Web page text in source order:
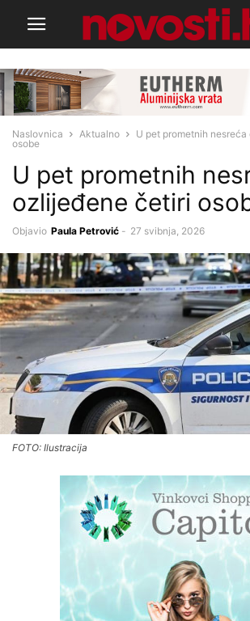
Naslovnica Aktualno
U pet prometnih
osobe
U pet prometnih
ozlijeđene četiri
Objavio Paula Petrović - 27 svibnja, 2026
FOTO: Ilustracija